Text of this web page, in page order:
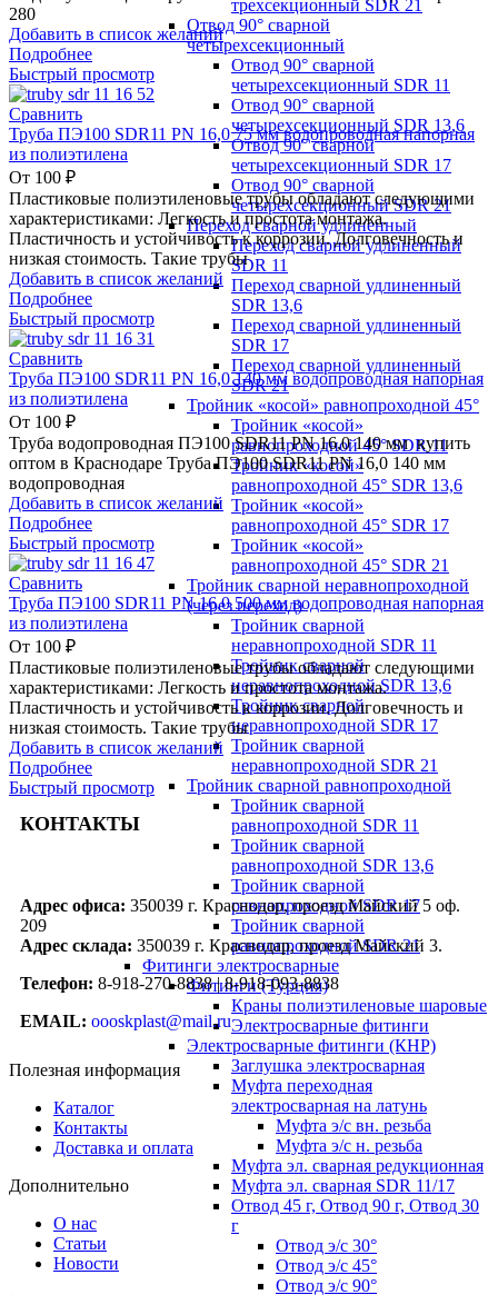
трехсекционный SDR 21
Отвод 90° сварной
четырехсекционный
Отвод 90° сварной
четырехсекционный SDR 11
Отвод 90° сварной
четырехсекционный SDR 13,6
Отвод 90° сварной
четырехсекционный SDR 17
Отвод 90° сварной
четырехсекционный SDR 21
Переход сварной удлиненный
Переход сварной удлиненный
SDR 11
Переход сварной удлиненный
SDR 13,6
Переход сварной удлиненный
SDR 17
Переход сварной удлиненный
SDR 21
Тройник «косой» равнопроходной 45°
Тройник «косой»
равнопроходной 45° SDR 11
Тройник «косой»
равнопроходной 45° SDR 13,6
Тройник «косой»
равнопроходной 45° SDR 17
Тройник «косой»
равнопроходной 45° SDR 21
Тройник сварной неравнопроходной
(через переход)
Тройник сварной
неравнопроходной SDR 11
Тройник сварной
неравнопроходной SDR 13,6
Тройник сварной
неравнопроходной SDR 17
Тройник сварной
неравнопроходной SDR 21
Тройник сварной равнопроходной
Тройник сварной
равнопроходной SDR 11
Тройник сварной
равнопроходной SDR 13,6
Тройник сварной
равнопроходной SDR 17
Тройник сварной
равнопроходной SDR 21
Фитинги электросварные
Фитинги (Турция)
Краны полиэтиленовые шаровые
Электросварные фитинги
Электросварные фитинги (КНР)
Заглушка электросварная
Муфта переходная
электросварная на латунь
Муфта э/с вн. резьба
Муфта э/с н. резьба
Муфта эл. cварная редукционная
Муфта эл. сварная SDR 11/17
Отвод 45 г, Отвод 90 г, Отвод 30
г
Отвод э/с 30°
Отвод э/с 45°
Отвод э/с 90°
280
Добавить в список желаний
Подробнее
Быстрый просмотр
Сравнить
Труба ПЭ100 SDR11 PN 16,0 75 мм водопроводная напорная
из полиэтилена
От 100 ₽
Пластиковые полиэтиленовые трубы обладают следующими
характеристиками: Легкость и простота монтажа.
Пластичность и устойчивость к коррозии. Долговечность и
низкая стоимость. Такие трубы
Добавить в список желаний
Подробнее
Быстрый просмотр
Сравнить
Труба ПЭ100 SDR11 PN 16,0 140 мм водопроводная напорная
из полиэтилена
От 100 ₽
Труба водопроводная ПЭ100 SDR11 PN 16,0 140 мм купить
оптом в Краснодаре Труба ПЭ100 SDR11 PN 16,0 140 мм
водопроводная
Добавить в список желаний
Подробнее
Быстрый просмотр
Сравнить
Труба ПЭ100 SDR11 PN 16,0 500 мм водопроводная напорная
из полиэтилена
От 100 ₽
Пластиковые полиэтиленовые трубы обладают следующими
характеристиками: Легкость и простота монтажа.
Пластичность и устойчивость к коррозии. Долговечность и
низкая стоимость. Такие трубы
Добавить в список желаний
Подробнее
Быстрый просмотр
КОНТАКТЫ
Адрес офиса: 350039 г. Краснодар, проезд Майский 5 оф.
209
Адрес склада: 350039 г. Краснодар, проезд Майский 3.
Телефон: 8-918-270-8838 | 8-918-093-8838
EMAIL: oooskplast@mail.ru
Полезная информация
Каталог
Контакты
Доставка и оплата
Дополнительно
О нас
Статьи
Новости